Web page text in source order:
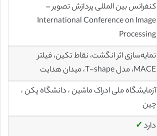
کنفرانس بین المللی پردازش تصویر –
International Conference on Image
Processing
نمايه‌سازی اثر انگشت، نقاط تکین، فيلتر
MACE، مدل T-shape، میدان هدایت
آزمایشگاه ملی ادراک ماشین ، دانشگاه پکن ،
چین
دارد✓